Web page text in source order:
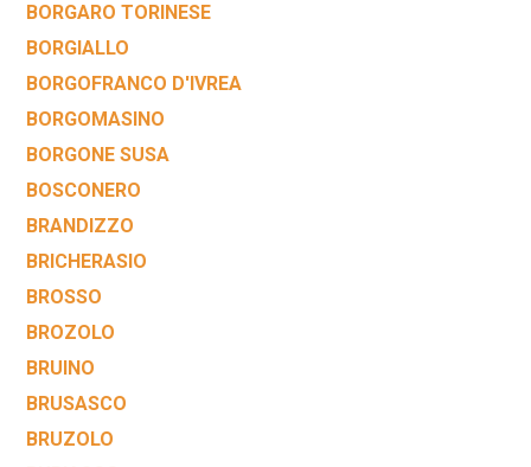
BORGARO TORINESE
BORGIALLO
BORGOFRANCO D'IVREA
BORGOMASINO
BORGONE SUSA
BOSCONERO
BRANDIZZO
BRICHERASIO
BROSSO
BROZOLO
BRUINO
BRUSASCO
BRUZOLO